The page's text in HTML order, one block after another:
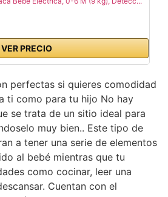
VER PRECIO
perfectas si quieres comodidad
ti como para tu hijo No hay
se trata de un sitio ideal para
muy bien.. Este tipo de
a tener una serie de elementos
al bebé mientras que tu
como cocinar, leer una
Cuentan con el